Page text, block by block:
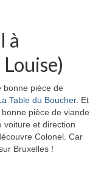
à
bonne pièce de
Table du Boucher. Et
pièce de viande
voiture et direction
Colonel. Car
Bruxelles !